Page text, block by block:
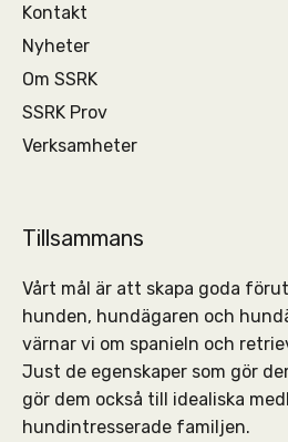
Kontakt
Nyheter
Om SSRK
SSRK Prov
Verksamheter
Tillsammans
Vårt mål är att skapa goda
hunden, hundägaren och
värnar vi om spanieln och
Just de egenskaper som gör
gör dem också till idealiska
hundintresserade familjen.